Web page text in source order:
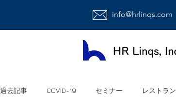
info@hrlinqs.com
過去記事 COVID-19 セミナー レストラン